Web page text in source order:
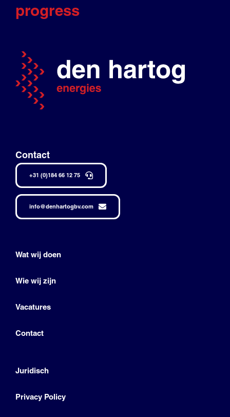
progress
Contact
+31 (0)184 66 12 75
info@denhartogbv.com
Wat wij doen
Wie wij zijn
Vacatures
Contact
Juridisch
Privacy Policy